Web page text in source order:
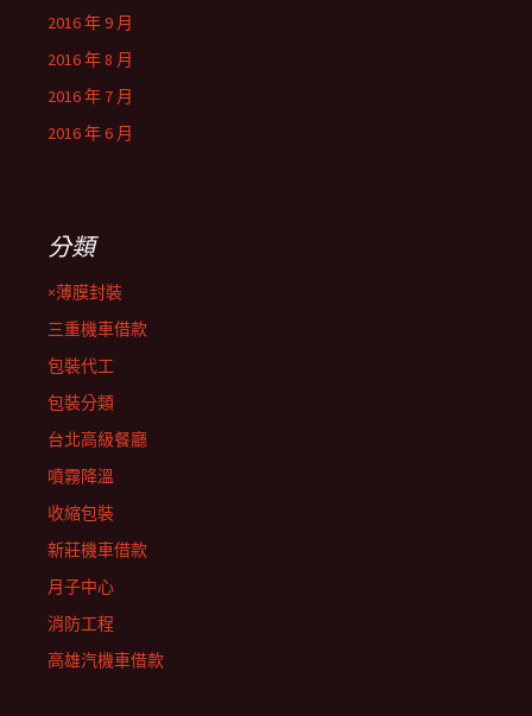
2016 年 9 月
2016 年 8 月
2016 年 7 月
2016 年 6 月
分類
×薄膜封裝
三重機車借款
包裝代工
包裝分類
台北高級餐廳
噴霧降溫
收縮包裝
新莊機車借款
月子中心
消防工程
高雄汽機車借款